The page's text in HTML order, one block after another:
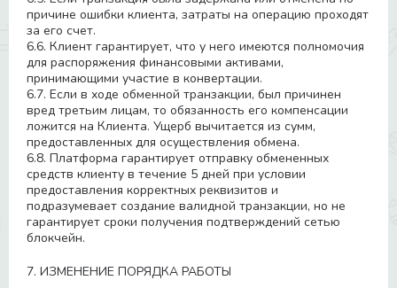
причине ошибки клиента, затраты на операцию проходят
за его счет.
6.6. Клиент гарантирует, что у него имеются полномочия
для распоряжения финансовыми активами,
принимающими участие в конвертации.
6.7. Если в ходе обменной транзакции, был причинен
вред третьим лицам, то обязанность его компенсации
ложится на Клиента. Ущерб вычитается из сумм,
предоставленных для осуществления обмена.
6.8. Платформа гарантирует отправку обмененных
средств клиенту в течение 5 дней при условии
предоставления корректных реквизитов и
подразумевает создание валидной транзакции, но не
гарантирует сроки получения подтверждений сетью
блокчейн.
7. ИЗМЕНЕНИЕ ПОРЯДКА РАБОТЫ